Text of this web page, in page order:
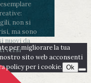
non si
ma sono
nuovi da
versi
per migliorare la tua
sito web acconsenti
policy per i cookie. Ok